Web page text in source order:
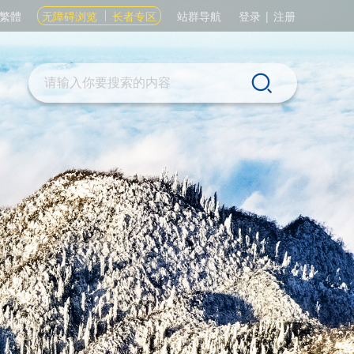
繁體 无障碍浏览 长者专区 站群导航 登录 | 注册